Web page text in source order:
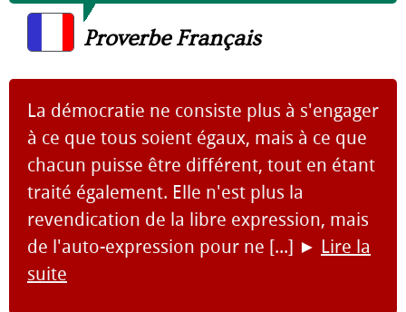
Proverbe Français
La démocratie ne consiste plus à s'engager
à ce que tous soient égaux, mais à ce que
chacun puisse être différent, tout en étant
traité également. Elle n'est plus la
revendication de la libre expression, mais
de l'auto-expression pour ne [...] ► Lire la
suite